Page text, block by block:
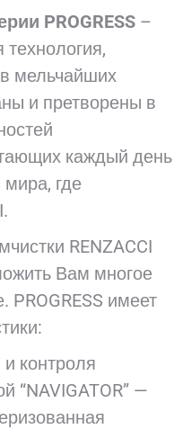
PROGRESS –
мельчайших
и претворены в
каждый день
мира, где
RENZACCI
Вам многое
PROGRESS имеет
контроля
“NAVIGATOR” —